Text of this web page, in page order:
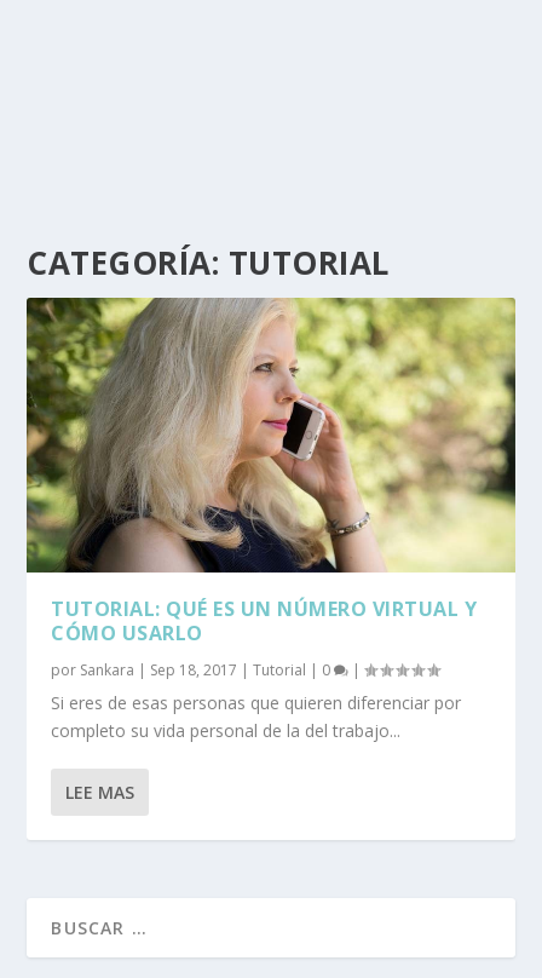
CATEGORÍA: TUTORIAL
TUTORIAL: QUÉ ES UN NÚMERO VIRTUAL Y
CÓMO USARLO
por Sankara | Sep 18, 2017 |Tutorial | 0 |
Si eres de esas personas que quieren diferenciar por
completo su vida personal de la del trabajo...
LEE MAS